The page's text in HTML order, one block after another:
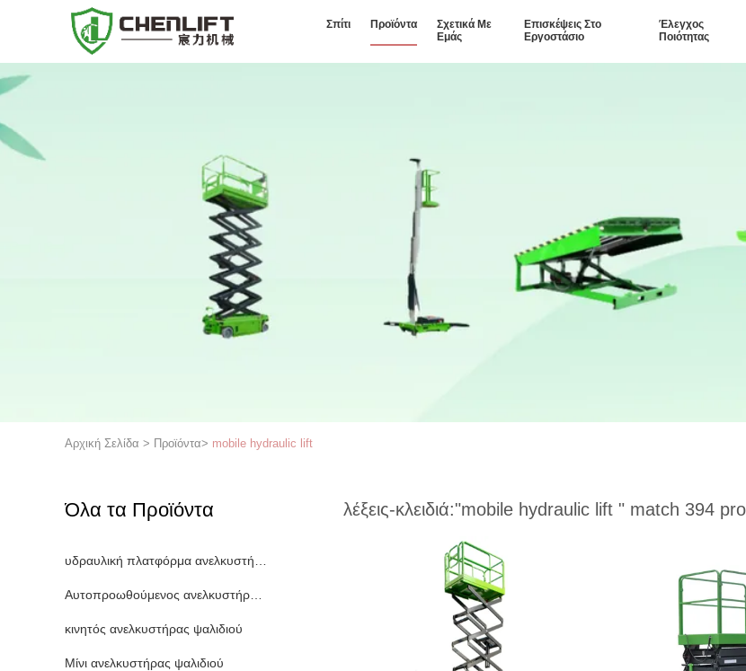
Σπίτι Προϊόντα
Σχετικά Με
Εμάς
Επισκέψεις Στο
Εργοστάσιο
Έλεγχος
Ποιότητας
Αρχική Σελίδα > Προϊόντα> mobile hydraulic lift
Όλα τα Προϊόντα
κινητός ανελκυστήρας ψαλιδιού
Μίνι ανελκυστήρας ψαλιδιού
λέξεις-κλειδιά:"mobile hydraulic lift " match 394